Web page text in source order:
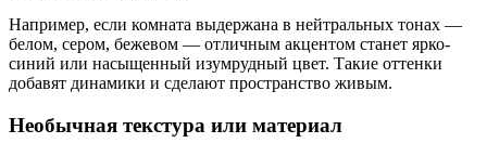
Например, если комната выдержана в нейтральных тонах —
белом, сером, бежевом — отличным акцентом станет ярко-
синий или насыщенный изумрудный цвет. Такие оттенки
добавят динамики и сделают пространство живым.
Необычная текстура или материал